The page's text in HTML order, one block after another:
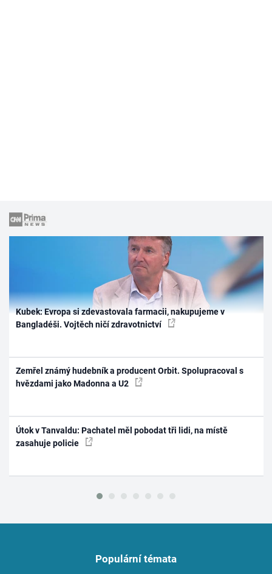
Kubek: Evropa si zdevastovala farmacii, nakupujeme v
Bangladéši. Vojtěch ničí zdravotnictví
Zemřel známý hudebník a producent Orbit. Spolupracoval s
hvězdami jako Madonna a U2
Útok v Tanvaldu: Pachatel měl pobodat tři lidi, na místě
zasahuje policie
Populární témata